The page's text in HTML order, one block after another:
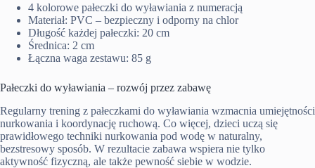
4 kolorowe pałeczki do wyławiania z numeracją
Materiał: PVC – bezpieczny i odporny na chlor
Długość każdej pałeczki: 20 cm
Średnica: 2 cm
Łączna waga zestawu: 85 g
Pałeczki do wyławiania – rozwój przez zabawę
Regularny trening z pałeczkami do wyławiania wzmacnia umiejętności
nurkowania i koordynację ruchową. Co więcej, dzieci uczą się
prawidłowego techniki nurkowania pod wodę w naturalny,
bezstresowy sposób. W rezultacie zabawa wspiera nie tylko
aktywność fizyczną, ale także pewność siebie w wodzie.